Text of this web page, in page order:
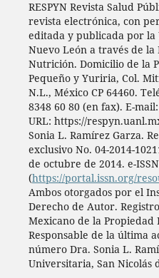
RESPYN Revista Salud
revista electrónica, con
editada y publicada por
Nuevo León a través de la
Nutrición. Domicilio de la
Pequeño y Yuriria, Col.
N.L., México CP 64460.
8348 60 80 (en fax). E-mail:
URL: https://
Sonia L. Ramírez Garza.
exclusivo No. 04-2014-
de octubre de 2014. e-
(https://portal.issn.org/
Ambos otorgados por el
Derecho de Autor.
Mexicano de la Propiedad
Responsable de la última
número Dra. Sonia L.
Universitaria, San Nicolás